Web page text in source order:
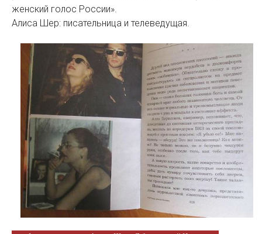
женский голос России».
Алиса Шер: писательница и телеведущая.